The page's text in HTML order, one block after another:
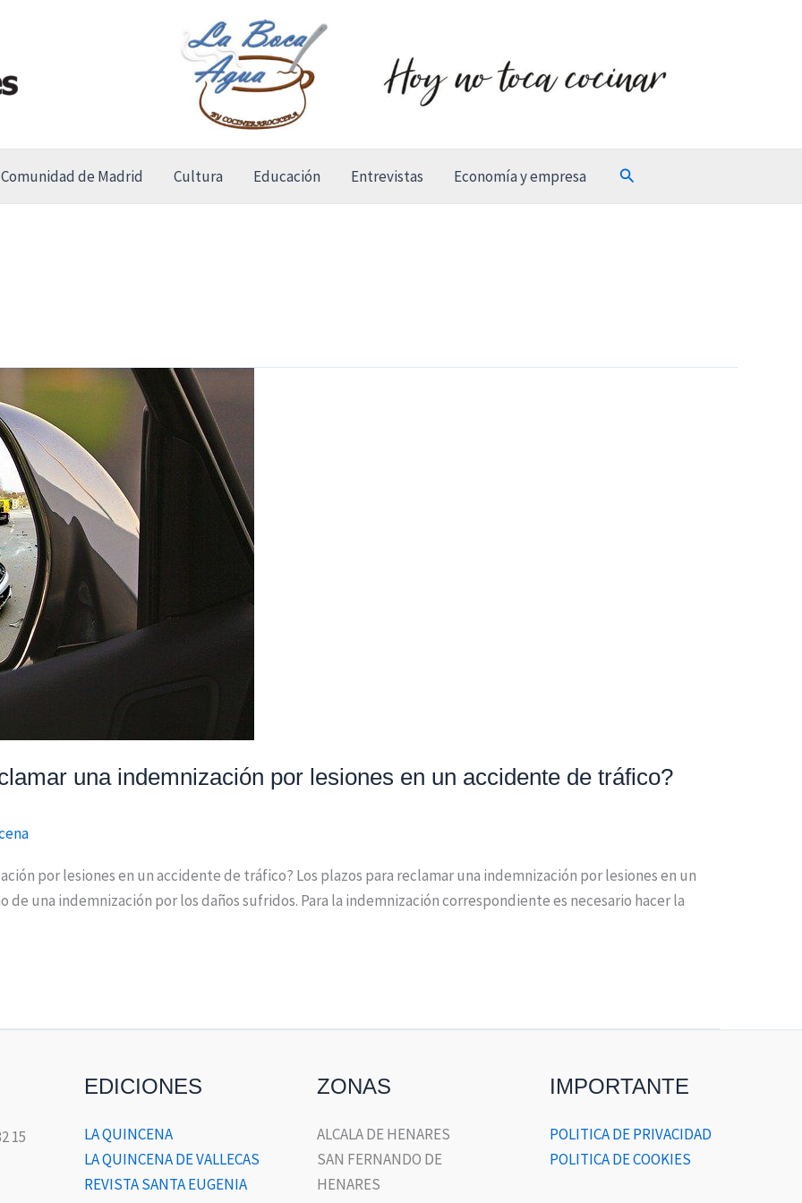
Comunidad de Madrid Cultura Educación Entrevistas Economía y empresa Buscar
una indemnización por lesiones en un accidente de tráfico?
por lesiones en un accidente de tráfico? Los plazos para reclamar una indemnización por lesiones en un
una indemnización por los daños sufridos. Para la indemnización correspondiente es necesario hacer la
15
EDICIONES
LA QUINCENA
LA QUINCENA DE VALLECAS
REVISTA SANTA EUGENIA
ZONAS
ALCALA DE HENARES
SAN FERNANDO DE
HENARES
IMPORTANTE
POLITICA DE PRIVACIDAD
POLITICA DE COOKIES